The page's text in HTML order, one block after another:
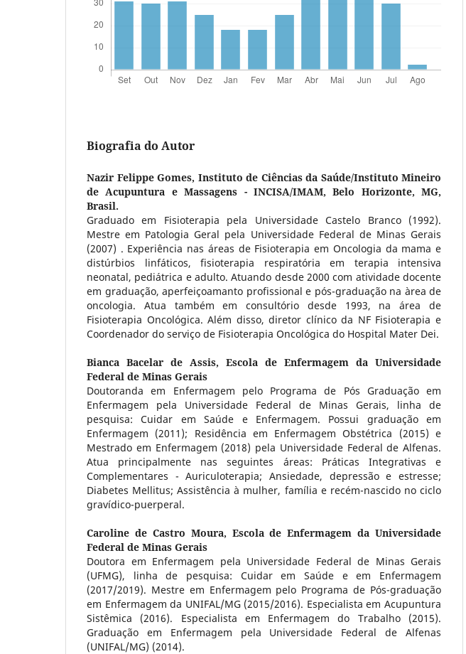
Biografia do Autor
Nazir Felippe Gomes, Instituto de Ciências da Saúde/Instituto Mineiro
de Acupuntura e Massagens - INCISA/IMAM, Belo Horizonte, MG,
Brasil.
Graduado em Fisioterapia pela Universidade Castelo Branco (1992).
Mestre em Patologia Geral pela Universidade Federal de Minas Gerais
(2007) . Experiência nas áreas de Fisioterapia em Oncologia da mama e
distúrbios linfáticos, fisioterapia respiratória em terapia intensiva
neonatal, pediátrica e adulto. Atuando desde 2000 com atividade docente
em graduação, aperfeiçoamanto profissional e pós-graduação na àrea de
oncologia. Atua também em consultório desde 1993, na área de
Fisioterapia Oncológica. Além disso, diretor clínico da NF Fisioterapia e
Coordenador do serviço de Fisioterapia Oncológica do Hospital Mater Dei.
Bianca Bacelar de Assis, Escola de Enfermagem da Universidade
Federal de Minas Gerais
Doutoranda em Enfermagem pelo Programa de Pós Graduação em
Enfermagem pela Universidade Federal de Minas Gerais, linha de
pesquisa: Cuidar em Saúde e Enfermagem. Possui graduação em
Enfermagem (2011); Residência em Enfermagem Obstétrica (2015) e
Mestrado em Enfermagem (2018) pela Universidade Federal de Alfenas.
Atua principalmente nas seguintes áreas: Práticas Integrativas e
Complementares - Auriculoterapia; Ansiedade, depressão e estresse;
Diabetes Mellitus; Assistência à mulher, família e recém-nascido no ciclo
gravídico-puerperal.
Caroline de Castro Moura, Escola de Enfermagem da Universidade
Federal de Minas Gerais
Doutora em Enfermagem pela Universidade Federal de Minas Gerais
(UFMG), linha de pesquisa: Cuidar em Saúde e em Enfermagem
(2017/2019). Mestre em Enfermagem pelo Programa de Pós-graduação
em Enfermagem da UNIFAL/MG (2015/2016). Especialista em Acupuntura
Sistêmica (2016). Especialista em Enfermagem do Trabalho (2015).
Graduação em Enfermagem pela Universidade Federal de Alfenas
(UNIFAL/MG) (2014).